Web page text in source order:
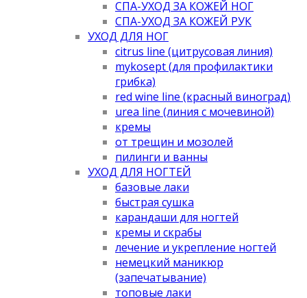
СПА-УХОД ЗА КОЖЕЙ НОГ
СПА-УХОД ЗА КОЖЕЙ РУК
УХОД ДЛЯ НОГ
citrus line (цитрусовая линия)
mykosept (для профилактики
грибка)
red wine line (красный виноград)
urea line (линия с мочевиной)
кремы
от трещин и мозолей
пилинги и ванны
УХОД ДЛЯ НОГТЕЙ
базовые лаки
быстрая сушка
карандаши для ногтей
кремы и скрабы
лечение и укрепление ногтей
немецкий маникюр
(запечатывание)
топовые лаки